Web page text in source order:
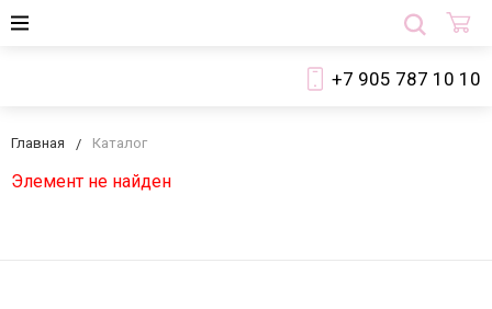
+7 905 787 10 10
Главная Каталог
Элемент не найден